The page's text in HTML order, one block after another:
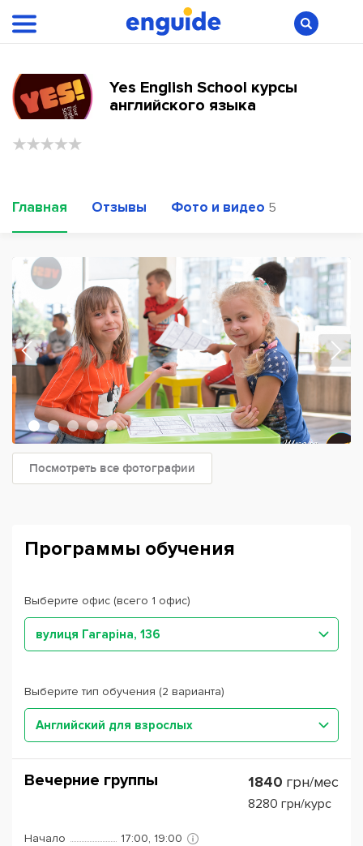
Yes English School курсы
английского языка
Главная Отзывы Фото и видео 5
Посмотреть все фотографии
Программы обучения
Выберите офис (всего 1 офис)
вулиця Гагаріна, 136
Выберите тип обучения (2 варианта)
Английский для взрослых
Вечерние группы 1840 грн/мес
8280 грн/курс
Начало
17:00, 19:00